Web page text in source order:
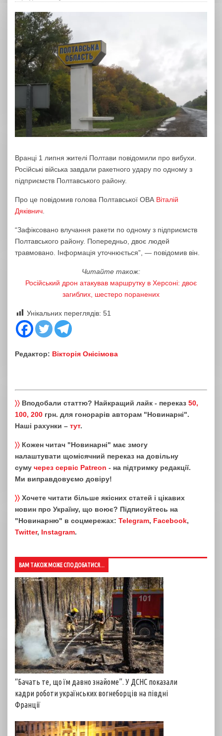
Вранці 1 липня жителі Полтави повідомили про вибухи.
Російські війська завдали ракетного удару по одному з
підприємств Полтавського району.
Про це повідомив голова Полтавської ОВА Віталій
Дяківнич
“Зафіксовано влучання ракети по одному з підприємств
Полтавського району. Попередньо, двоє людей
травмовано. Інформація уточнюється”, — повідомив він.
Читайте також:
Російський дрон атакував маршрутку в Херсоні: двоє
загиблих, шестеро поранених
Унікальних переглядів: 51
Редактор: Вікторія Онісімова
〉〉 Вподобали статтю? Найкращий лайк - переказ 50,
100, 200 грн. для гонорарів авторам "Новинарні".
Наші рахунки – тут.
〉〉 Кожен читач "Новинарні" має змогу
налаштувати щомісячний переказ на довільну
суму через сервіс Patreon - на підтримку редакції.
Ми виправдовуємо довіру!
〉〉 Хочете читати більше якісних статей і цікавих
новин про Україну, що воює? Підписуйтесь на
"Новинарню" в соцмережах: Telegram, Facebook,
Twitter, Instagram.
ВАМ ТАКОЖ МОЖЕ СПОДОБАТИСЯ...
“Бачать те, що їм давно знайоме”. У ДСНС показали
кадри роботи українських вогнеборців на півдні
Франції